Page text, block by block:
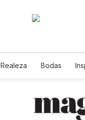
Realeza Bodas